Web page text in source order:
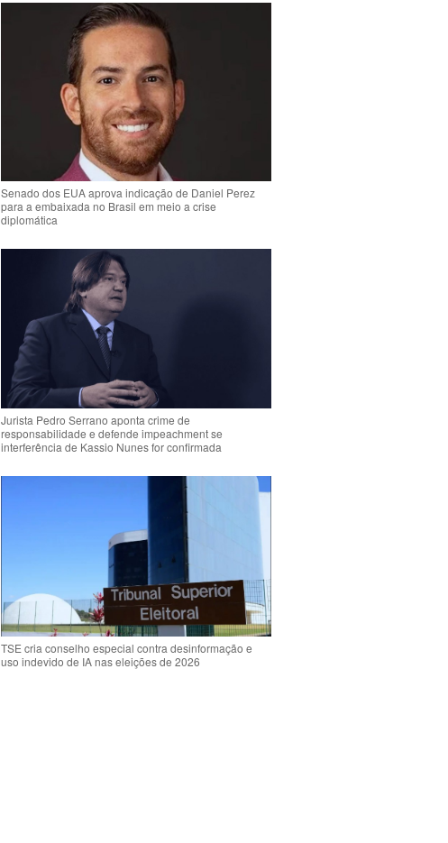
Senado dos EUA aprova indicação de Daniel Perez
para a embaixada no Brasil em meio a crise
diplomática
Jurista Pedro Serrano aponta crime de
responsabilidade e defende impeachment se
interferência de Kassio Nunes for confirmada
TSE cria conselho especial contra desinformação e
uso indevido de IA nas eleições de 2026